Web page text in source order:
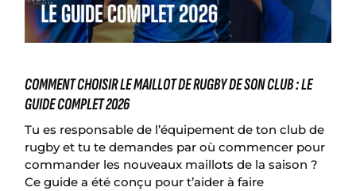
COMMENT CHOISIR LE MAILLOT DE RUGBY DE SON CLUB : LE
GUIDE COMPLET 2026
Tu es responsable de l’équipement de ton club de
rugby et tu te demandes par où commencer pour
commander les nouveaux maillots de la saison ?
Ce guide a été conçu pour t’aider à faire